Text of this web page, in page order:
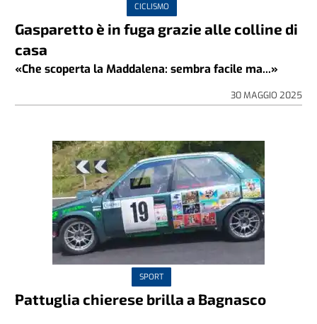
CICLISMO
Gasparetto è in fuga grazie alle colline di
casa
«Che scoperta la Maddalena: sembra facile ma...»
30 MAGGIO 2025
SPORT
Pattuglia chierese brilla a Bagnasco